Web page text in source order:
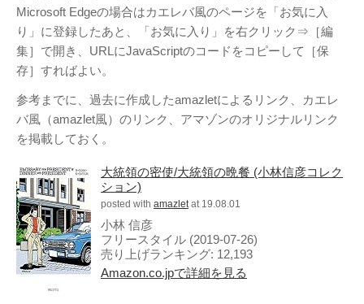
アタゴオル
ごろなお通信
ギャラリー猫町
謎の円盤UFO
FANDERSON（Facebook
）
The Official Gerry
Anderson Website
UFO Series Home Page
UFO Series Home
Microsoft Edgeの場合はカエレバ風のページを「お気に入
り」に登録したあと、「お気に入り」を右クリック⇒［編
集］で開き、URLにJavaScriptのコードをコピーして［保
存］すればよい。
参考までに、過去に作成したamazletによるリンク、カエレ
バ風（amazlet風）のリンク、アマゾンのオリジナルリンク
を掲載しておく。
大統領の密使/大統領の晩餐 (小林信彦コレク
ション)
posted with amazlet at 19.08.01
小林 信彦
フリースタイル (2019-07-26)
売り上げランキング: 12,193
Amazon.co.jpで詳細を見る